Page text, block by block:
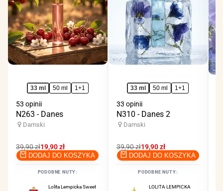
33 ml 50 ml 1+1
53 opinii
N263 - Danes
Damski
Cena
regularna
39,90 złCena
promocyjna
19,90 zł
DODAJ DO KOSZYKA
PODOBNE NUTY:
Lolita Lempicka Sweet
Dolce & Gabbana
33 ml 50 ml 1+1
33 opinii
N310 - Danes 2
Damski
Cena
regularna
39,90 złCena
promocyjna
19,90 zł
DODAJ DO KOSZYKA
PODOBNE NUTY:
LOLITA LEMPICKA